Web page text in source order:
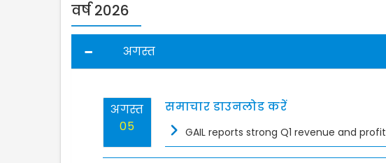
वर्ष 2026
अगस्त
अगस्त
05
समाचार डाउनलोड करें
GAIL reports strong Q1 revenue and profit